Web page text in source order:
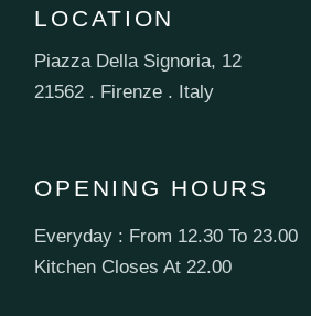
LOCATION
Piazza Della Signoria, 12
21562 . Firenze . Italy
OPENING HOURS
Everyday : From 12.30 To 23.00
Kitchen Closes At 22.00
Book